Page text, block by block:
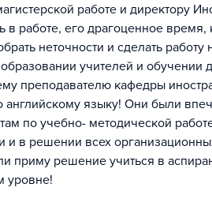
работе и директору
работе, его драгоценное время,
неточности и сделать работу
учителей и обучении
преподавателю кафедры
языку! Они были
по учебно- методической
и в решении всех
приму решение учиться в
уровне!